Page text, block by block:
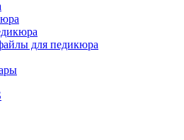
для педикюра